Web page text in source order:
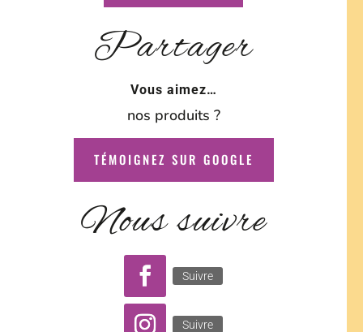
Partager
Vous aimez…
nos produits ?
TÉMOIGNEZ SUR GOOGLE
Nous suivre
Suivre
Suivre